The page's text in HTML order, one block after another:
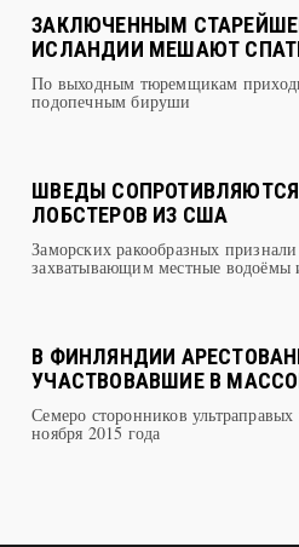
ЗАКЛЮЧЕННЫМ
ИСЛАНДИИ МЕШАЮТ
По выходным тюремщикам
подопечным бируши
ШВЕДЫ
ЛОБСТЕРОВ ИЗ США
Заморских ракообразных
захватывающим местные водоёмы
В ФИНЛЯНДИИ
УЧАСТВОВАВШИЕ В
Семеро сторонников
ноября 2015 года